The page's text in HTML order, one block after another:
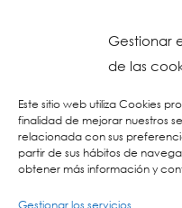
Gestionar
de las
Este sitio web utiliza Cookies
finalidad de mejorar nuestros
relacionada con sus
partir de sus hábitos de
obtener más información y
Gestionar los servicios